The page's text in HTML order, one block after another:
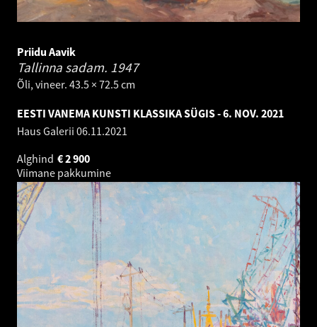
Priidu Aavik
Tallinna sadam. 1947
Õli, vineer. 43.5 × 72.5 cm
EESTI VANEMA KUNSTI KLASSIKA SÜGIS - 6. NOV. 2021
Haus Galerii 06.11.2021
Alghind
2 900
€
Viimane pakkumine